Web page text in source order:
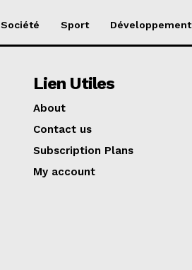
Société Sport Développement
Lien Utiles
About
Contact us
Subscription Plans
My account